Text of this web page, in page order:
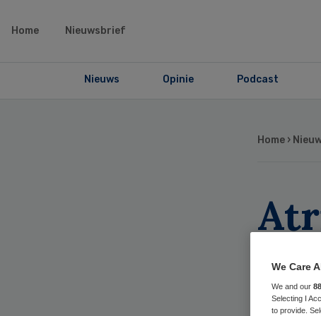
Home Nieuwsbrief
Nieuws Opinie Podcast
Home ›
We Care
We and our
Selecting I
to provide.